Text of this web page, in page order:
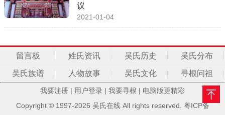
议
2021-01-04
留言板 姓氏资讯 吴氏历史 吴氏分布
吴氏族谱 人物故事 吴氏文化 寻根问祖
我要注册 | 用户登录 | 我要寻根 | 电脑版更精彩
Copyright © 1997-2026 吴氏在线 All rights reserved. 粤ICP备